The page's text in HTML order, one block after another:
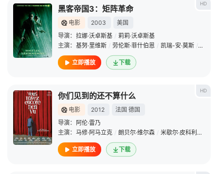
HD
黑客帝国3：矩阵革命
电影 2003
美国
导演： 拉娜·沃卓斯基 / 莉莉·沃卓斯基
主演： 基努·里维斯 / 劳伦斯·菲什伯恩 / 凯瑞-安·莫斯 / 雨果·
立即播放 下载
HD
你们见到的还不算什么
电影 2012 法国 德国
导演： 阿伦·雷乃
主演： 马修·阿马立克 / 朗贝尔·维尔森 / 米歇尔·皮科利 /
立即播放 下载